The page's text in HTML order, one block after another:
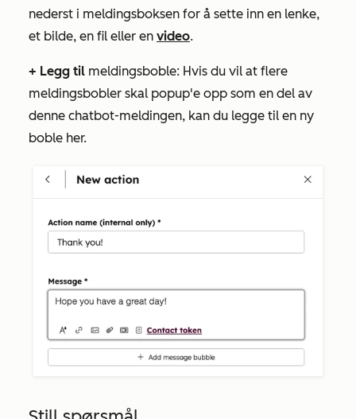
nederst i meldingsboksen for å sette inn en lenke,
et bilde, en fil eller en video.
+ Legg til meldingsboble: Hvis du vil at flere
meldingsbobler skal popup'e opp som en del av
denne chatbot-meldingen, kan du legge til en ny
boble her.